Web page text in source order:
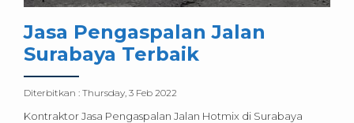
Jasa Pengaspalan Jalan
Surabaya Terbaik
Diterbitkan : Thursday, 3 Feb 2022
Kontraktor Jasa Pengaspalan Jalan Hotmix di Surabaya